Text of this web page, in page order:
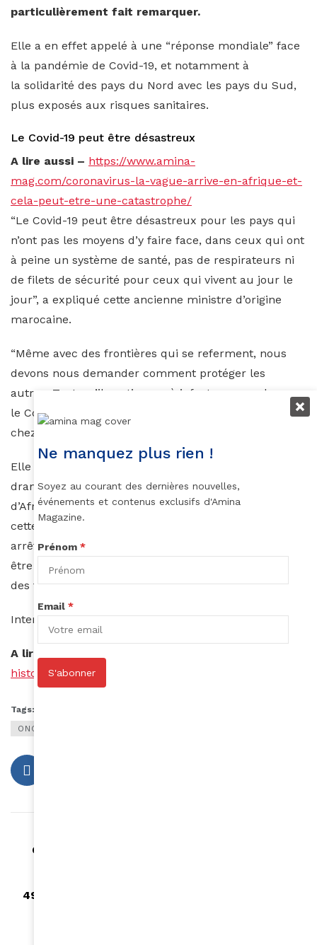
particulièrement fait remarquer.
Elle a en effet appelé à une “réponse mondiale” face
à la pandémie de Covid-19, et notamment à
la solidarité des pays du Nord avec les pays du Sud,
plus exposés aux risques sanitaires.
Le Covid-19 peut être désastreux
A lire aussi – https://www.amina-
mag.com/coronavirus-la-vague-arrive-en-afrique-et-
cela-peut-etre-une-catastrophe/
“Le Covid-19 peut être désastreux pour les pays qui
n’ont pas les moyens d’y faire face, dans ceux qui ont
à peine un système de santé, pas de respirateurs ni
de filets de sécurité pour ceux qui vivent au jour le
jour”, a expliqué cette ancienne ministre d’origine
marocaine.
“Même avec des frontières qui se referment, nous
devons nous demander comment protéger les
autres. Tant qu’il continuera à infecter un seul pays,
le Covid-19 sera susceptible de venir se propager
chez nous”, a-t-elle poursuivi.
Elle a ensuite insisté sur une potentielle situation
dramatique à venir dans de nombreux pays
d’Afrique : “D’un point de vue alimentaire, l’effet de
cette crise pourrait être terrible : exportations
arrêtées, ressources médicales qui ne peuvent plus
être commercialisées… Cela pourrait conduire à
des famines ou à des émeutes sanglantes.”
Interview complet à retrouverici.
A lire aussi –
histoires-insolites-sur-le-coronavirus/
Tags:
ONG ONE
Quatre histoires insolites sur le coronavirus
492 morts du coronavirus en Afrique et 10 267
Ne manquez plus rien !
Soyez au courant des dernières nouvelles,
événements et contenus exclusifs d'Amina
Magazine.
Prénom *
Email *
S'abonner